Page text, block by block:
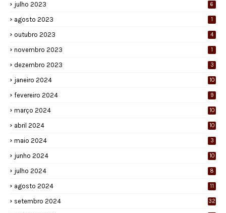
julho 2023 6
agosto 2023 1
outubro 2023 4
novembro 2023 1
dezembro 2023 3
janeiro 2024 10
fevereiro 2024 9
março 2024 10
abril 2024 10
maio 2024 3
junho 2024 10
julho 2024 8
agosto 2024 11
setembro 2024 32